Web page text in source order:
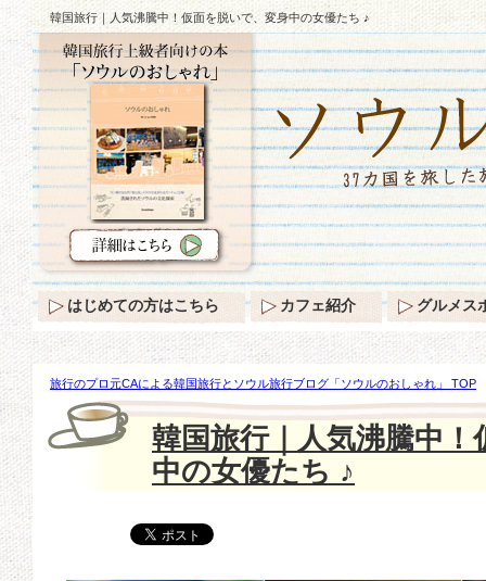
韓国旅行｜人気沸騰中！仮面を脱いで、変身中の女優たち ♪
旅行のプロ元CAによる韓国旅行とソウル旅行ブログ「ソウルのおしゃれ」 TOP
気沸騰中！仮面を脱いで、変身中の女優たち ♪
韓国旅行｜人気沸騰中
中の女優たち ♪
はじめての方はこちら カフェ紹介 グルメス